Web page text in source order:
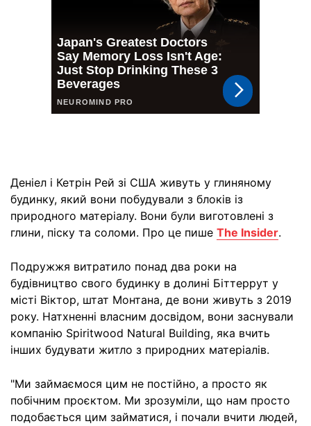
Деніел і Кетрін Рей зі США живуть у глиняному
будинку, який вони побудували з блоків із
природного матеріалу. Вони були виготовлені з
глини, піску та соломи. Про це пише The Insider.
Подружжя витратило понад два роки на
будівництво свого будинку в долині Біттеррут у
місті Віктор, штат Монтана, де вони живуть з 2019
року. Натхненні власним досвідом, вони заснували
компанію Spiritwood Natural Building, яка вчить
інших будувати житло з природних матеріалів.
"Ми займаємося цим не постійно, а просто як
побічним проєктом. Ми зрозуміли, що нам просто
подобається цим займатися, і почали вчити людей,